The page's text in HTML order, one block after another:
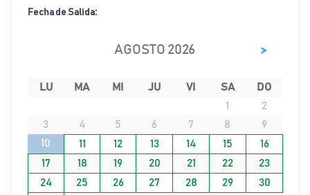
Fecha de Salida:
AGOSTO 2026 >
LU MA MI JU VI SA
DO
1
2
3
4 5 6 7 8
9
10
11 12 13 14 15
16
17
18 19 20 21 22
23
24
25 26 27 28 29
30